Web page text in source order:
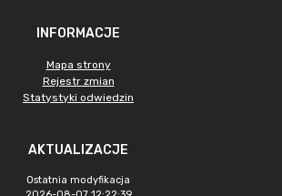
INFORMACJE
Mapa strony
Rejestr zmian
Statystyki odwiedzin
AKTUALIZACJE
Ostatnia modyfikacja